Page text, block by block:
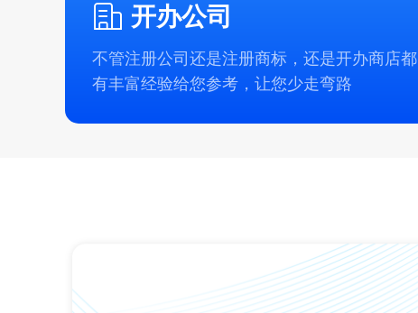
开办公司
不管注册公司还是注册商标，还是开办商店都
有丰富经验给您参考，让您少走弯路